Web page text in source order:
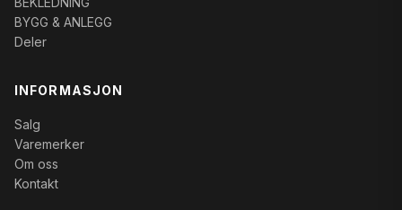
BYGG & ANLEGG
Deler
INFORMASJON
Salg
Varemerker
Om oss
Kontakt